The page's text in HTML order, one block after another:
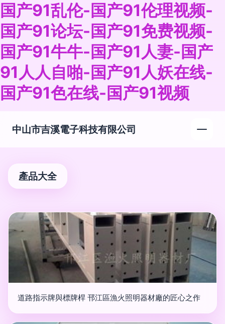
国产91乱伦-国产91伦理视频-
国产91论坛-国产91免费视频-
国产91牛牛-国产91人妻-国产
91人人自啪-国产91人妖在线-
国产91色在线-国产91视频
中山市吉溪電子科技有限公司
產品大全
道路指示牌與標牌桿 邗江區漁火照明器材廠的匠心之作